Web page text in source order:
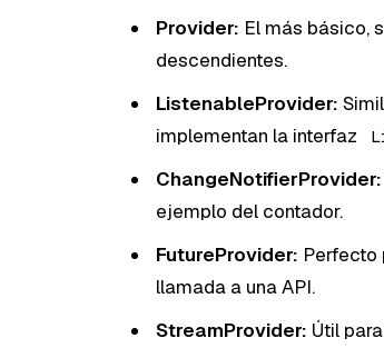
Provider: El más básico,
descendientes.
ListenableProvider:
implementan la interfaz
ChangeNotifierProvider:
ejemplo del contador.
FutureProvider: Perfecto
llamada a una API.
StreamProvider: Útil